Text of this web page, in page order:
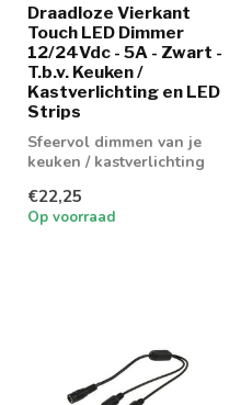
Draadloze Vierkant
Touch LED Dimmer
12/24Vdc - 5A - Zwart -
T.b.v. Keuken /
Kastverlichting en LED
Strips
Sfeervol dimmen van je
keuken / kastverlichting
€22,25
Op voorraad